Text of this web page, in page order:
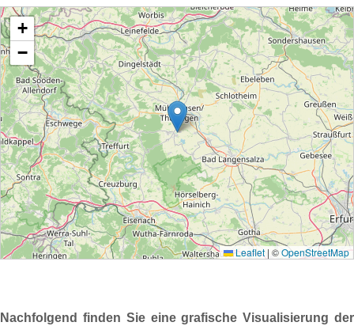
Nachfolgend finden Sie eine grafische Visualisierung der